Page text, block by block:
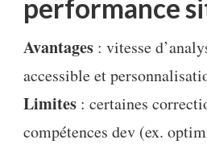
performance
Avantages : vitesse
accessible et
Limites : certaines
compétences dev (ex.